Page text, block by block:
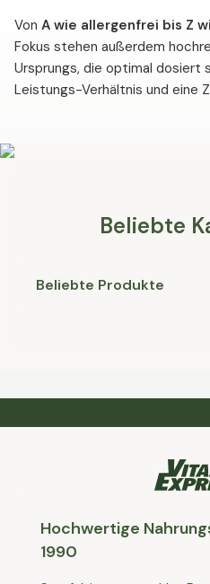
Von A wie allergenfrei bis Z
Fokus stehen außerdem
Ursprungs, die optimal dosiert
Leistungs-Verhältnis und eine
Beliebte
Beliebte Produkte
Hochwertige
1990